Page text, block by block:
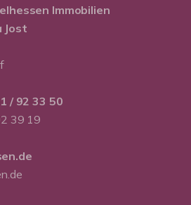
Immobilien
Jost
/ 92 33 50
39 19